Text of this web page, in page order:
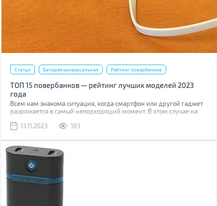
Статьи Батарея универсальная Рейтинг повербанков
ТОП 15 повербанков — рейтинг лучших моделей 2023
года
Всем нам знакома ситуация, когда смартфон или другой гаджет
разряжается в самый неподходящий момент. В этом случае на
востребованы в Украине. И это не удивительно, ведь не похоже
энергетической инфраструктуры.
13.11.2023 183